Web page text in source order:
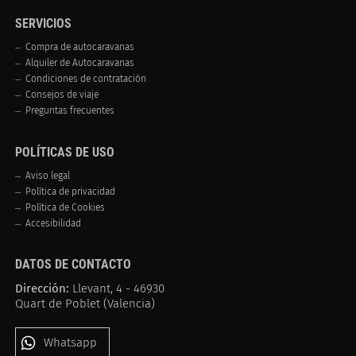
SERVICIOS
Compra de autocaravanas
Alquiler de Autocaravanas
Condiciones de contratación
Consejos de viaje
Preguntas frecuentes
POLÍTICAS DE USO
Aviso legal
Política de privacidad
Política de Cookies
Accesibilidad
DATOS DE CONTACTO
Dirección: Llevant, 4 - 46930
Quart de Poblet (Valencia)
Whatsapp